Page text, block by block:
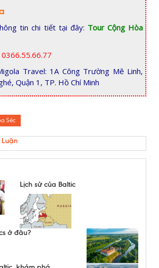
tin chi tiết tại đây: Tour Cộng Hòa
0366.55.66.77
Travel: 1A Công Trường Mê Linh,
Quận 1, TP. Hồ Chí Minh
Séc
Lịch sử của Baltic
ở đâu?